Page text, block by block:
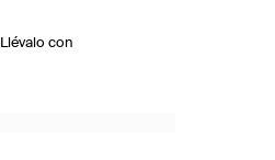
Llévalo con